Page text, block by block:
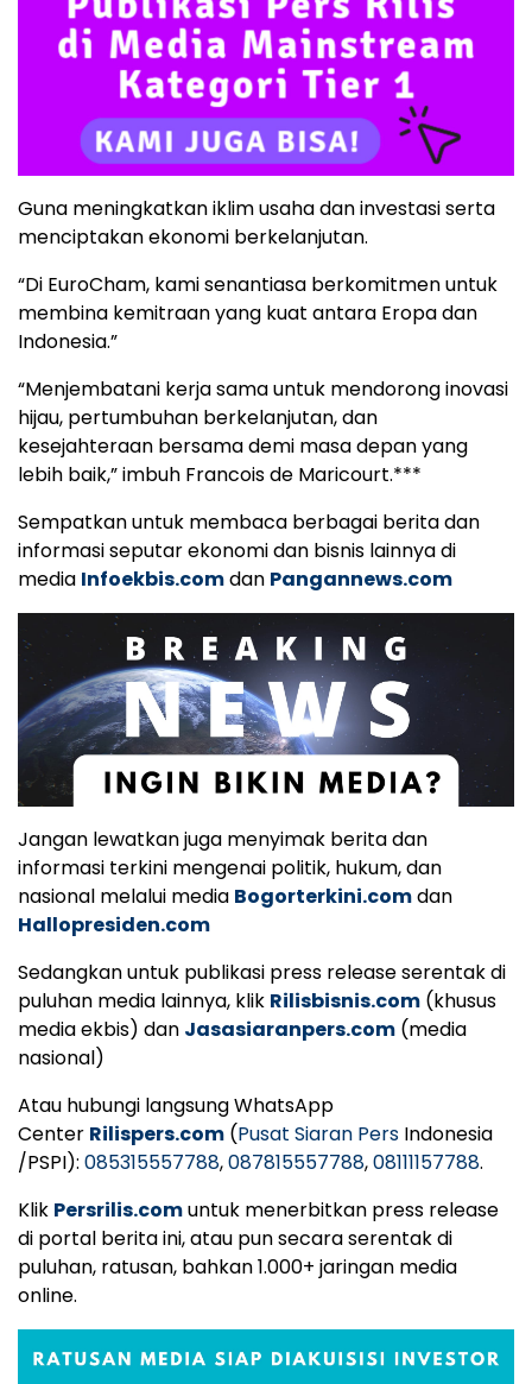
Guna meningkatkan iklim usaha dan investasi serta
menciptakan ekonomi berkelanjutan.
“Di EuroCham, kami senantiasa berkomitmen untuk
membina kemitraan yang kuat antara Eropa dan
Indonesia.”
“Menjembatani kerja sama untuk mendorong inovasi
hijau, pertumbuhan berkelanjutan, dan
kesejahteraan bersama demi masa depan yang
lebih baik,” imbuh Francois de Maricourt.***
Sempatkan untuk membaca berbagai berita dan
informasi seputar ekonomi dan bisnis lainnya di
media Infoekbis.comdan Pangannews.com
Jangan lewatkan juga menyimak berita dan
informasi terkini mengenai politik, hukum, dan
nasional melalui media Bogorterkini.comdan
Hallopresiden.com
Sedangkan untuk publikasi press release serentak di
puluhan media lainnya, klik Rilisbisnis.com (khusus
media ekbis) dan Jasasiaranpers.com (media
nasional)
Atau hubungi langsung WhatsApp
Center Rilispers.com (Pusat Siaran Pers Indonesia
/PSPI): 085315557788,087815557788,08111157788.
Klik Persrilis.comuntuk menerbitkan press release
di portal berita ini, atau pun secara serentak di
puluhan, ratusan, bahkan 1.000+ jaringan media
online.